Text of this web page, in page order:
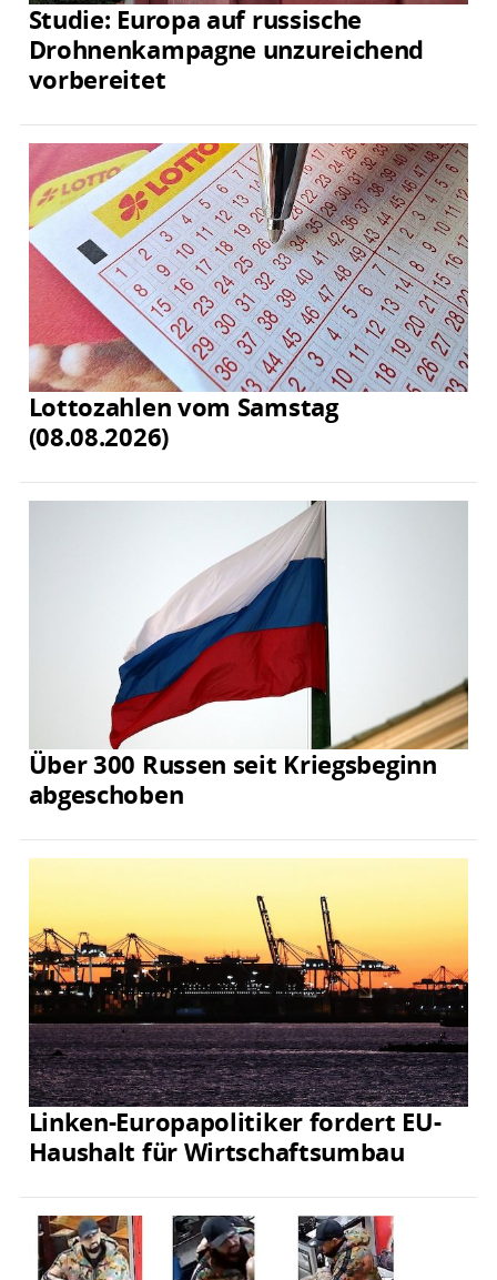
Studie: Europa auf russische
Drohnenkampagne unzureichend
vorbereitet
Lottozahlen vom Samstag
(08.08.2026)
Über 300 Russen seit Kriegsbeginn
abgeschoben
Linken-Europapolitiker fordert EU-
Haushalt für Wirtschaftsumbau